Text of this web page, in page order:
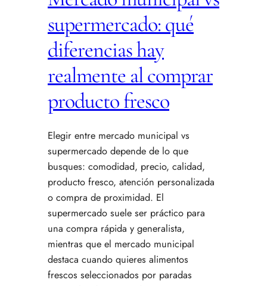
supermercado: qué
diferencias hay
realmente al comprar
producto fresco
Elegir entre mercado municipal vs
supermercado depende de lo que
busques: comodidad, precio, calidad,
producto fresco, atención personalizada
o compra de proximidad. El
supermercado suele ser práctico para
una compra rápida y generalista,
mientras que el mercado municipal
destaca cuando quieres alimentos
frescos seleccionados por paradas